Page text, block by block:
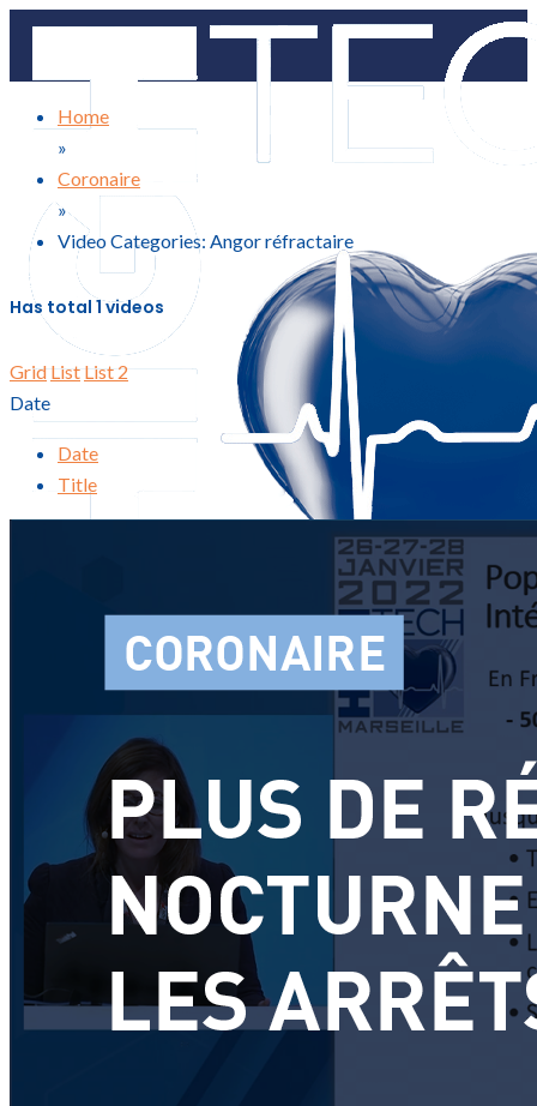
Home
»
Coronaire
»
Video Categories: Angor réfractaire
Has total 1 videos
GridList List 2
Date
Date
Title